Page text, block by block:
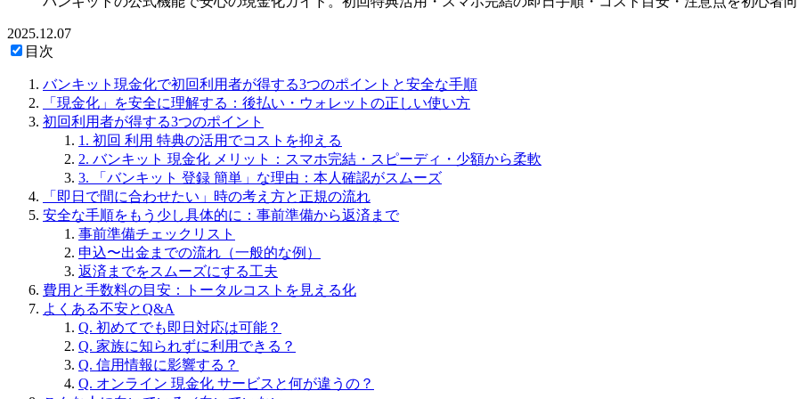
2025.12.07
目次
バンキット現金化で初回利用者が得する3つのポイントと安全な手順
「現金化」を安全に理解する：後払い・ウォレットの正しい使い方
初回利用者が得する3つのポイント
1. 初回 利用 特典の活用でコストを抑える
2. バンキット 現金化 メリット：スマホ完結・スピーディ・少額から柔軟
3. 「バンキット 登録 簡単」な理由：本人確認がスムーズ
「即日で間に合わせたい」時の考え方と正規の流れ
安全な手順をもう少し具体的に：事前準備から返済まで
事前準備チェックリスト
申込〜出金までの流れ（一般的な例）
返済までをスムーズにする工夫
費用と手数料の目安：トータルコストを見える化
よくある不安とQ&A
Q. 初めてでも即日対応は可能？
Q. 家族に知られずに利用できる？
Q. 信用情報に影響する？
Q. オンライン 現金化 サービスと何が違うの？